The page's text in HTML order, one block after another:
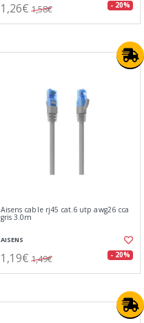
1,26€ 1,58€ - 20%
Aisens cable rj45 cat.6 utp awg26 cca
gris 3.0m
AISENS
1,19€ 1,49€ - 20%